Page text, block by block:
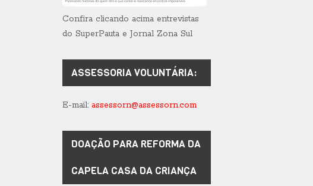
Confira clicando acima entrevistas
do SuperPauta e Jornal Zona Sul
ASSESSORIA VOLUNTÁRIA:
E-mail: assessorn@assessorn.com
DOAÇÃO PARA REFORMA DA
CAPELA CASA DA CRIANÇA